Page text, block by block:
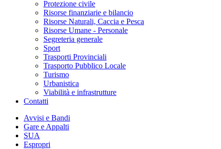
Protezione civile
Risorse finanziarie e bilancio
Risorse Naturali, Caccia e Pesca
Risorse Umane - Personale
Segreteria generale
Sport
Trasporti Provinciali
Trasporto Pubblico Locale
Turismo
Urbanistica
Viabilità e infrastrutture
Contatti
Avvisi e Bandi
Gare e Appalti
SUA
Espropri